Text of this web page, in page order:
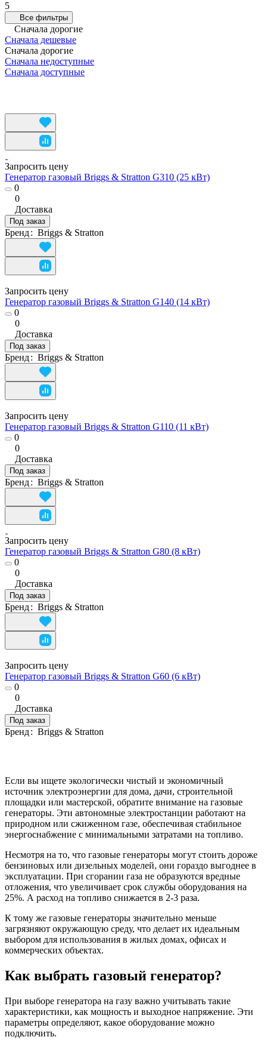
5
Все фильтры
Сначала дорогие
Сначала дешевые
Сначала дорогие
Сначала недоступные
Сначала доступные
Запросить цену
Генератор газовый Briggs & Stratton G310 (25 кВт)
0
0
Доставка
Под заказ
Бренд: Briggs & Stratton
Запросить цену
Генератор газовый Briggs & Stratton G140 (14 кВт)
0
0
Доставка
Под заказ
Бренд: Briggs & Stratton
Запросить цену
Генератор газовый Briggs & Stratton G110 (11 кВт)
0
0
Доставка
Под заказ
Бренд: Briggs & Stratton
Запросить цену
Генератор газовый Briggs & Stratton G80 (8 кВт)
0
0
Доставка
Под заказ
Бренд: Briggs & Stratton
Запросить цену
Генератор газовый Briggs & Stratton G60 (6 кВт)
0
0
Доставка
Под заказ
Бренд: Briggs & Stratton
Если вы ищете экологически чистый и экономичный
источник электроэнергии для дома, дачи, строительной
площадки или мастерской, обратите внимание на газовые
генераторы. Эти автономные электростанции работают на
природном или сжиженном газе, обеспечивая стабильное
энергоснабжение с минимальными затратами на топливо.
Несмотря на то, что газовые генераторы могут стоить дороже
бензиновых или дизельных моделей, они гораздо выгоднее в
эксплуатации. При сгорании газа не образуются вредные
отложения, что увеличивает срок службы оборудования на
25%. А расход на топливо снижается в 2-3 раза.
К тому же газовые генераторы значительно меньше
загрязняют окружающую среду, что делает их идеальным
выбором для использования в жилых домах, офисах и
коммерческих объектах.
Как выбрать газовый генератор?
При выборе генератора на газу важно учитывать такие
характеристики, как мощность и выходное напряжение. Эти
параметры определяют, какое оборудование можно
подключить.